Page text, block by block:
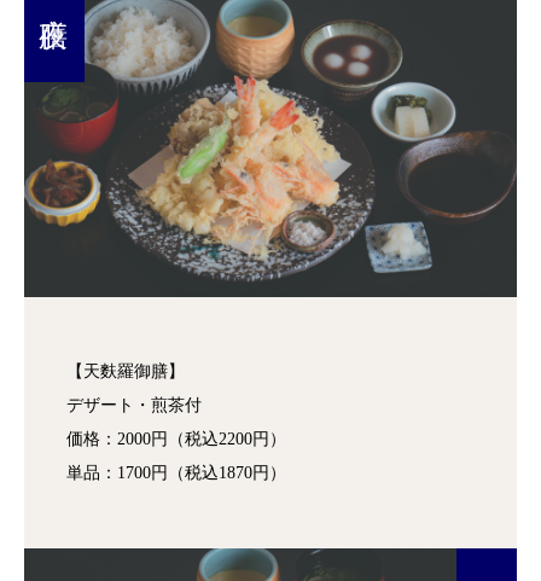
【天麩羅御膳】
デザート・煎茶付
価格：2000円（税込2200円）
単品：1700円（税込1870円）